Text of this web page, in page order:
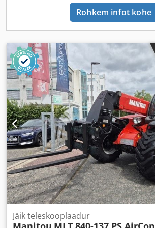
Rohkem infot kohe
Jäik teleskooplaadur